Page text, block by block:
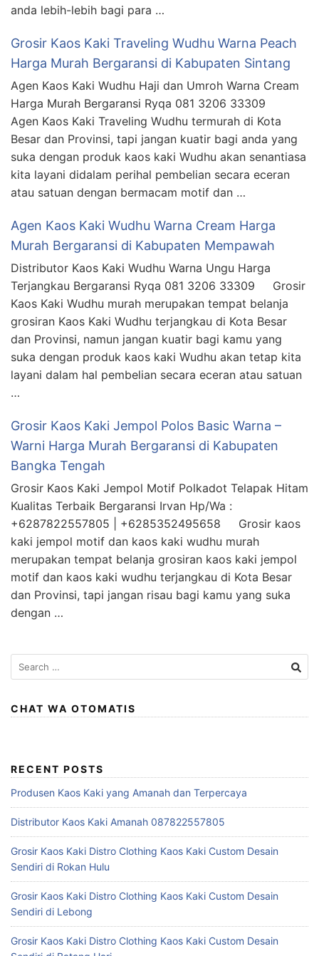
anda lebih-lebih bagi para …
Grosir Kaos Kaki Traveling Wudhu Warna Peach
Harga Murah Bergaransi di Kabupaten Sintang
Agen Kaos Kaki Wudhu Haji dan Umroh Warna Cream
Harga Murah Bergaransi Ryqa 081 3206 33309
Agen Kaos Kaki Traveling Wudhu termurah di Kota
Besar dan Provinsi, tapi jangan kuatir bagi anda yang
suka dengan produk kaos kaki Wudhu akan senantiasa
kita layani didalam perihal pembelian secara eceran
atau satuan dengan bermacam motif dan …
Agen Kaos Kaki Wudhu Warna Cream Harga
Murah Bergaransi di Kabupaten Mempawah
Distributor Kaos Kaki Wudhu Warna Ungu Harga
Terjangkau Bergaransi Ryqa 081 3206 33309 Grosir
Kaos Kaki Wudhu murah merupakan tempat belanja
grosiran Kaos Kaki Wudhu terjangkau di Kota Besar
dan Provinsi, namun jangan kuatir bagi kamu yang
suka dengan produk kaos kaki Wudhu akan tetap kita
layani dalam hal pembelian secara eceran atau satuan
…
Grosir Kaos Kaki Jempol Polos Basic Warna –
Warni Harga Murah Bergaransi di Kabupaten
Bangka Tengah
Grosir Kaos Kaki Jempol Motif Polkadot Telapak Hitam
Kualitas Terbaik Bergaransi Irvan Hp/Wa :
+6287822557805 | +6285352495658 Grosir kaos
kaki jempol motif dan kaos kaki wudhu murah
merupakan tempat belanja grosiran kaos kaki jempol
motif dan kaos kaki wudhu terjangkau di Kota Besar
dan Provinsi, tapi jangan risau bagi kamu yang suka
dengan …
Search
for:
CHAT WA OTOMATIS
RECENT POSTS
Produsen Kaos Kaki yang Amanah dan Terpercaya
Distributor Kaos Kaki Amanah 087822557805
Grosir Kaos Kaki Distro Clothing Kaos Kaki Custom Desain
Sendiri di Rokan Hulu
Grosir Kaos Kaki Distro Clothing Kaos Kaki Custom Desain
Sendiri di Lebong
Grosir Kaos Kaki Distro Clothing Kaos Kaki Custom Desain